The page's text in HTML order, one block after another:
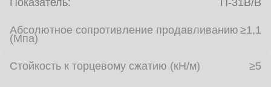
Показатель: П-31В/B
Абсолютное сопротивление продавливанию
(Мпа)
≥1,1
Стойкость к торцевому сжатию (кН/м) ≥5